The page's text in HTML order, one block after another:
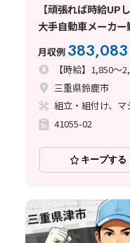
【頑張れば時給
大手自動車メーカ
月収例 383,083
【時給】1,850～
三重県鈴鹿市
組立・組付け、
41055-02
キープする